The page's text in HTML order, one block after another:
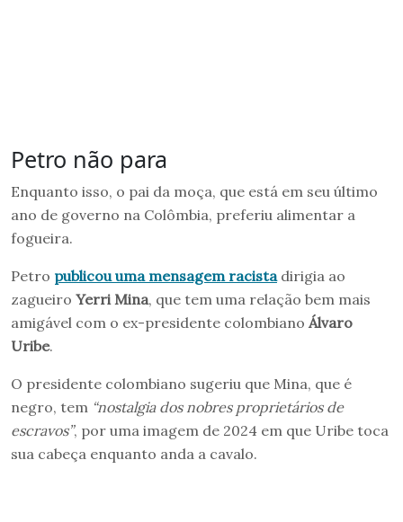
Petro não para
Enquanto isso, o pai da moça, que está em seu último
ano de governo na Colômbia, preferiu alimentar a
fogueira.
Petro publicou uma mensagem racistadirigia ao
zagueiro Yerri Mina, que tem uma relação bem mais
amigável com o ex-presidente colombiano Álvaro
Uribe.
O presidente colombiano sugeriu que Mina, que é
negro, tem “nostalgia dos nobres proprietários de
escravos”, por uma imagem de 2024 em que Uribe toca
sua cabeça enquanto anda a cavalo.